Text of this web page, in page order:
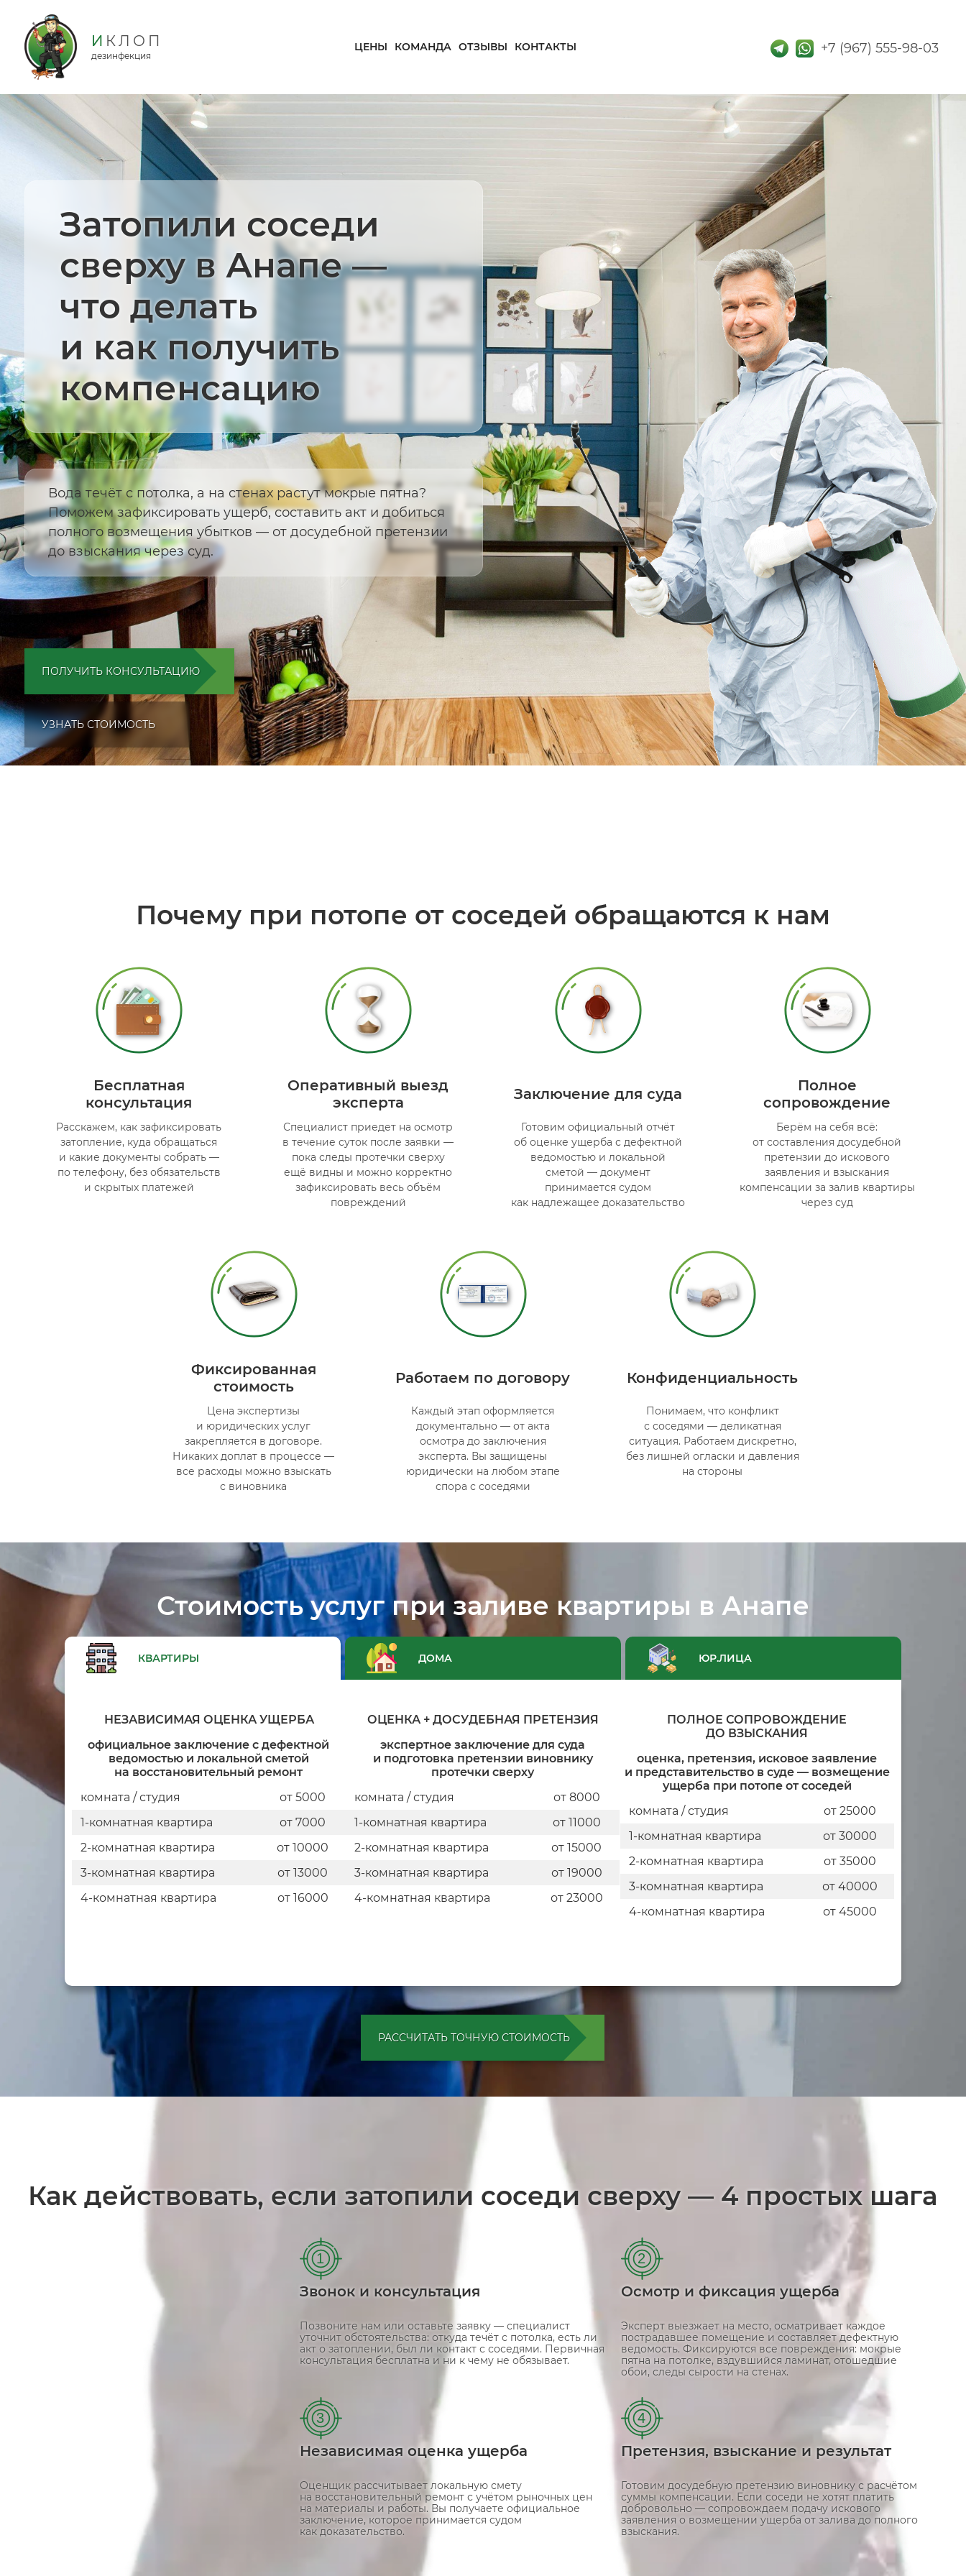
дезинфекция
ЦЕНЫ КОМАНДА ОТЗЫВЫ КОНТАКТЫ
Затопили соседи
сверху в Анапе —
что делать
и как получить
компенсацию
Вода течёт с потолка, а на стенах растут мокрые пятна?
Поможем зафиксировать ущерб, составить акт и добиться
полного возмещения убытков — от досудебной претензии
до взыскания через суд.
ПОЛУЧИТЬ КОНСУЛЬТАЦИЮ
УЗНАТЬ СТОИМОСТЬ
Почему при потопе от соседей обращаются к нам
Бесплатная
консультация
Расскажем, как зафиксировать
затопление, куда обращаться
и какие документы собрать —
по телефону, без обязательств
и скрытых платежей
Оперативный выезд
эксперта
Специалист приедет на осмотр
в течение суток после заявки —
пока следы протечки сверху
ещё видны и можно корректно
зафиксировать весь объём
повреждений
Заключение для суда
Готовим официальный отчёт
об оценке ущерба с дефектной
ведомостью и локальной
сметой — документ
принимается судом
как надлежащее доказательство
Полное
сопровождение
Берём на себя всё:
от составления досудебной
претензии до искового
заявления и взыскания
компенсации за залив квартиры
через суд
Фиксированная
стоимость
Цена экспертизы
и юридических услуг
закрепляется в договоре.
Никаких доплат в процессе —
все расходы можно взыскать
с виновника
Работаем по договору
Каждый этап оформляется
документально — от акта
осмотра до заключения
эксперта. Вы защищены
юридически на любом этапе
спора с соседями
Конфиденциальность
Понимаем, что конфликт
с соседями — деликатная
ситуация. Работаем дискретно,
без лишней огласки и давления
на стороны
Стоимость услуг при заливе квартиры в Анапе
КВАРТИРЫ ДОМА ЮР.ЛИЦА
НЕЗАВИСИМАЯ ОЦЕНКА УЩЕРБА
официальное заключение с дефектной
ведомостью и локальной сметой
на восстановительный ремонт
комната / студия
от 5000
1-комнатная квартира
от 7000
2-комнатная квартира
от 10000
3-комнатная квартира
от 13000
4-комнатная квартира
от 16000
ОЦЕНКА + ДОСУДЕБНАЯ ПРЕТЕНЗИЯ
экспертное заключение для суда
и подготовка претензии виновнику
протечки сверху
комната / студия
от 8000
1-комнатная квартира
от 11000
2-комнатная квартира
от 15000
3-комнатная квартира
от 19000
4-комнатная квартира
от 23000
ПОЛНОЕ СОПРОВОЖДЕНИЕ
ДО ВЗЫСКАНИЯ
оценка, претензия, исковое заявление
и представительство в суде — возмещение
ущерба при потопе от соседей
комната / студия
от 25000
1-комнатная квартира
от 30000
2-комнатная квартира
от 35000
3-комнатная квартира
от 40000
4-комнатная квартира
от 45000
РАССЧИТАТЬ ТОЧНУЮ СТОИМОСТЬ
Как действовать, если затопили соседи сверху — 4 простых шага
1
Звонок и консультация
Позвоните нам или оставьте заявку — специалист
уточнит обстоятельства: откуда течёт с потолка, есть ли
акт о затоплении, был ли контакт с соседями. Первичная
консультация бесплатна и ни к чему не обязывает.
2
Осмотр и фиксация ущерба
Эксперт выезжает на место, осматривает каждое
пострадавшее помещение и составляет дефектную
ведомость. Фиксируются все повреждения: мокрые
пятна на потолке, вздувшийся ламинат, отошедшие
обои, следы сырости на стенах.
3
Независимая оценка ущерба
Оценщик рассчитывает локальную смету
на восстановительный ремонт с учётом рыночных цен
на материалы и работы. Вы получаете официальное
заключение, которое принимается судом
как доказательство.
4
Претензия, взыскание и результат
Готовим досудебную претензию виновнику с расчётом
суммы компенсации. Если соседи не хотят платить
добровольно — сопровождаем подачу искового
заявления о возмещении ущерба от залива до полного
взыскания.